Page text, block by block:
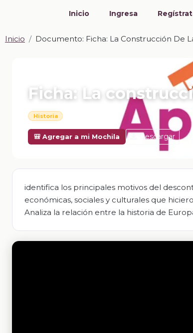
Inicio Ingresa
Inicio Documento: Ficha: La Construcción De
Ficha: La
Historia
🎒 Agregar a mi Mochila Descargar
identifica los principales motivos del
económicas, sociales y culturales que
Analiza la relación entre la historia de